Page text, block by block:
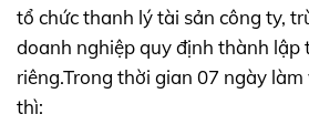
tổ chức thanh lý tài sản công ty,
doanh nghiệp quy định thành lập
riêng.Trong thời gian 07 ngày
thì: